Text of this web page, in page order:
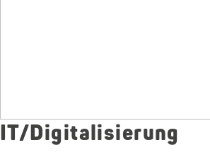
IT/Digitalisierung